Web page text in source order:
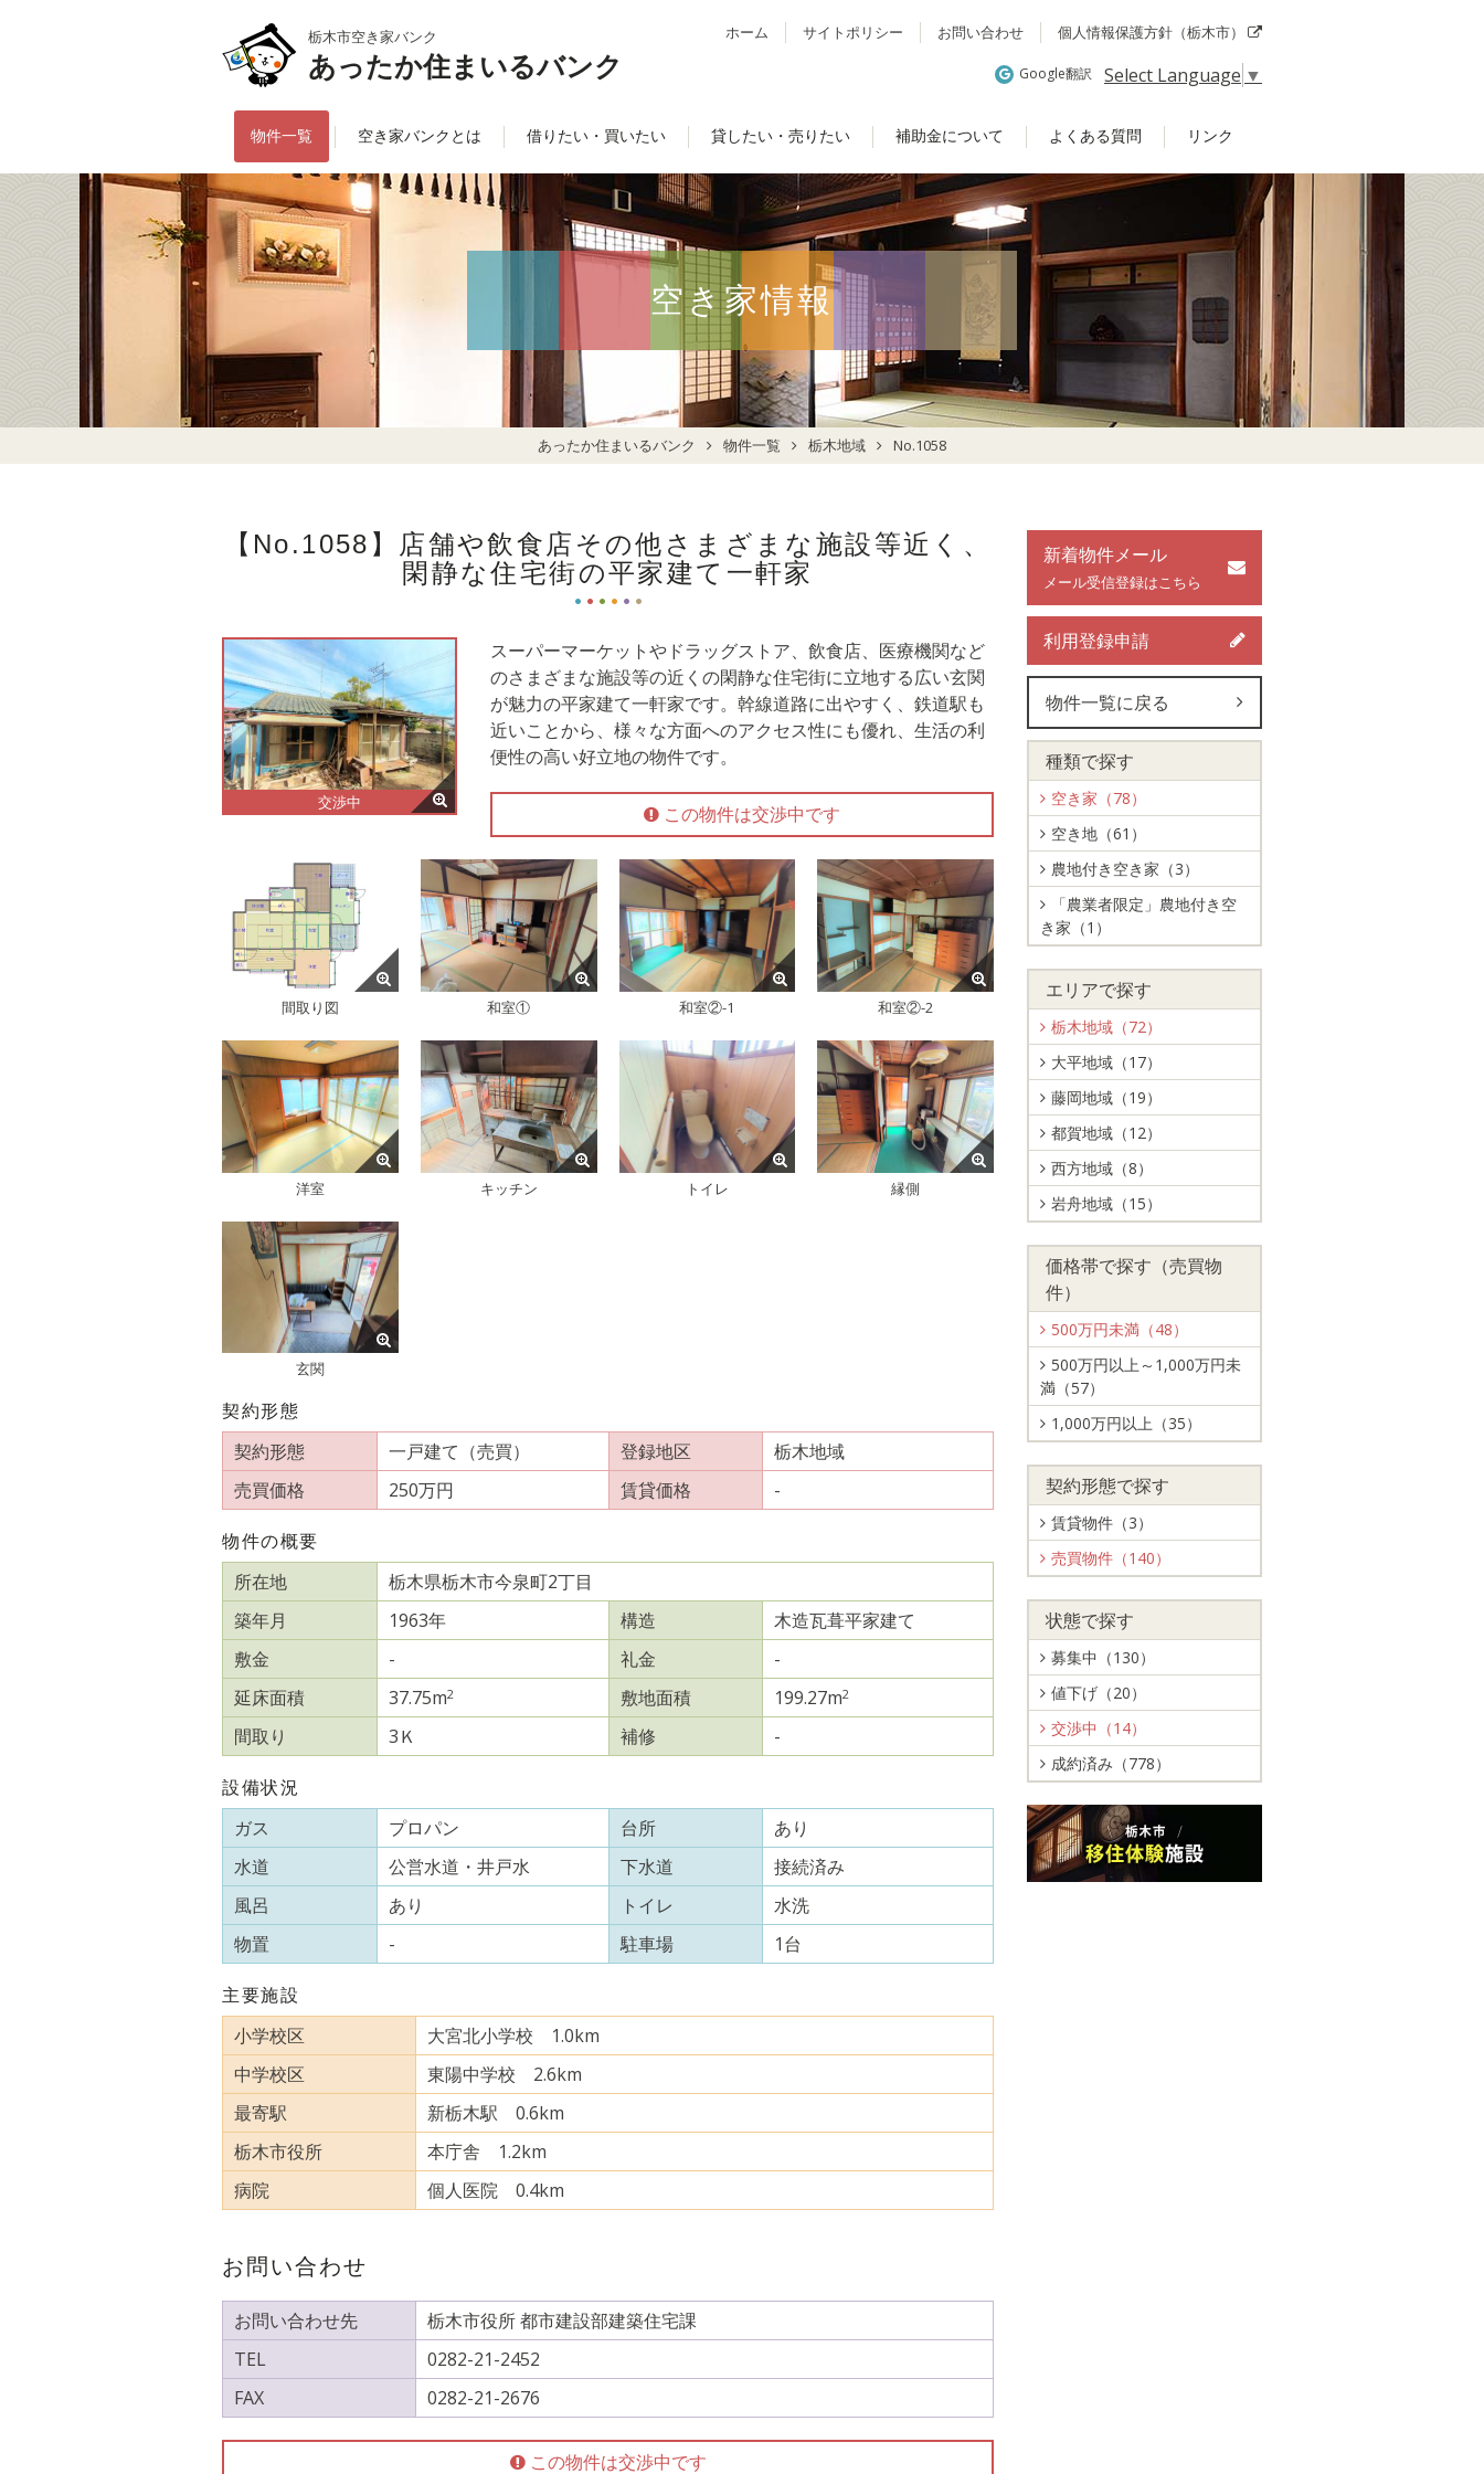
栃木市空き家バンク
あったか住まいるバンク
ホーム サイトポリシー お問い合わせ 個人情報保護方針（栃木市）
Google翻訳 Select Language ▼
物件一覧 空き家バンクとは 借りたい・買いたい 貸したい・売りたい 補助金について よくある質問 リンク
空き家情報
あったか住まいるバンク 物件一覧 栃木地域 No.1058
【No.1058】店舗や飲食店その他さまざまな施設等近く、
閑静な住宅街の平家建て一軒家
交渉中
スーパーマーケットやドラッグストア、飲食店、医療機関など
のさまざまな施設等の近くの閑静な住宅街に立地する広い玄関
が魅力の平家建て一軒家です。幹線道路に出やすく、鉄道駅も
近いことから、様々な方面へのアクセス性にも優れ、生活の利
便性の高い好立地の物件です。
この物件は交渉中です
間取り図 和室① 和室②-1 和室②-2
洋室 キッチン トイレ 縁側
玄関
契約形態
契約形態 一戸建て（売買） 登録地区
栃木地域
売買価格
250万円 賃貸価格 -
物件の概要
所在地
栃木県栃木市今泉町2丁目
築年月
1963年 構造
木造瓦葺平家建て
敷金
- 礼金
-
延床面積
37.75m2 敷地面積 199.27m2
間取り 3Ｋ 補修 -
設備状況
ガス プロパン 台所
あり
水道
公営水道・井戸水 下水道
接続済み
風呂
あり トイレ
水洗
物置
- 駐車場 1台
主要施設
小学校区
大宮北小学校 1.0km
中学校区
東陽中学校 2.6km
最寄駅
新栃木駅 0.6km
栃木市役所
本庁舎 1.2km
病院
個人医院 0.4km
お問い合わせ
お問い合わせ先
栃木市役所 都市建設部建築住宅課
TEL
0282-21-2452
FAX
0282-21-2676
この物件は交渉中です
新着物件メール
メール受信登録はこちら
利用登録申請
物件一覧に戻る
種類で探す
空き家（78）
空き地（61）
農地付き空き家（3）
「農業者限定」農地付き空
き家（1）
エリアで探す
栃木地域（72）
大平地域（17）
藤岡地域（19）
都賀地域（12）
西方地域（8）
岩舟地域（15）
価格帯で探す（売買物
件）
500万円未満（48）
500万円以上～1,000万円未
満（57）
1,000万円以上（35）
契約形態で探す
賃貸物件（3）
売買物件（140）
状態で探す
募集中（130）
値下げ（20）
交渉中（14）
成約済み（778）